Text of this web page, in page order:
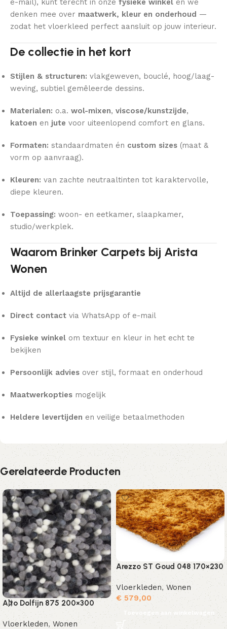
e-mail), kunt terecht in onze fysieke winkel en we
denken mee over maatwerk, kleur en onderhoud —
zodat het vloerkleed perfect aansluit op jouw interieur.
De collectie in het kort
Stijlen & structuren: vlakgeweven, bouclé, hoog/laag-
weving, subtiel gemêleerde dessins.
Materialen: o.a. wol-mixen, viscose/kunstzijde,
katoen en jute voor uiteenlopend comfort en glans.
Formaten: standaardmaten én custom sizes (maat &
vorm op aanvraag).
Kleuren: van zachte neutraaltinten tot karaktervolle,
diepe kleuren.
Toepassing: woon- en eetkamer, slaapkamer,
studio/werkplek.
Waarom Brinker Carpets bij Arista
Wonen
Altijd de allerlaagste prijsgarantie
Direct contact via WhatsApp of e-mail
Fysieke winkel om textuur en kleur in het echt te
bekijken
Persoonlijk advies over stijl, formaat en onderhoud
Maatwerkopties mogelijk
Heldere levertijden en veilige betaalmethoden
Gerelateerde Producten
Alto Dolfijn 875 200×300
Vloerkleden, Wonen
Arezzo ST Goud 048 170×230
Vloerkleden, Wonen
€ 579,00
Toevoegen aan winkelwagen